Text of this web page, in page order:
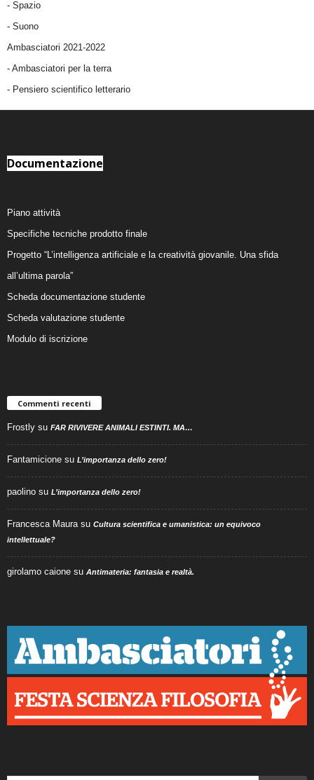
- Spazio
- Suono
Ambasciatori 2021-2022
- Ambasciatori per la terra
- Pensiero scientifico letterario
Documentazione
Piano attività
Specifiche tecniche prodotto finale
Progetto “L’intelligenza artificiale e la creatività giovanile. Una sfida
all’ultima parola”
Scheda documentazione studente
Scheda valutazione studente
Modulo di iscrizione
Commenti recenti
Frostly su FAR RIVIVERE ANIMALI ESTINTI. MA…
Fantamicione su L’importanza dello zero!
paolino su L’importanza dello zero!
Francesca Maura su Cultura scientifica e umanistica: un equivoco
intellettuale?
girolamo caione su Antimateria: fantasia e realtà.